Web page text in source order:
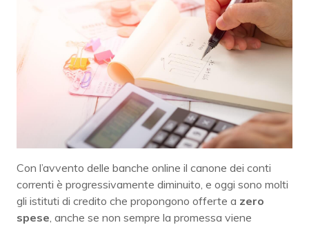
Con l’avvento delle banche online il canone dei conti
correnti è progressivamente diminuito, e oggi sono molti
gli istituti di credito che propongono offerte a zero
spese , anche se non sempre la promessa viene